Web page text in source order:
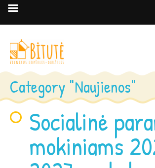
Category "Naujienos"
Socialinė
mokiniams